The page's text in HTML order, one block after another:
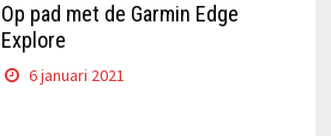
Op pad met de Garmin Edge
Explore
6 januari 2021